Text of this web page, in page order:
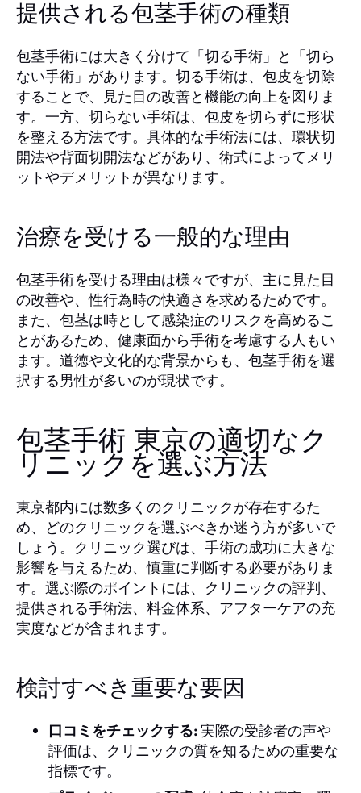
提供される包茎手術の種類
包茎手術には大きく分けて「切る手術」と「切ら
ない手術」があります。切る手術は、包皮を切除
することで、見た目の改善と機能の向上を図りま
す。一方、切らない手術は、包皮を切らずに形状
を整える方法です。具体的な手術法には、環状切
開法や背面切開法などがあり、術式によってメリ
ットやデメリットが異なります。
治療を受ける一般的な理由
包茎手術を受ける理由は様々ですが、主に見た目
の改善や、性行為時の快適さを求めるためです。
また、包茎は時として感染症のリスクを高めるこ
とがあるため、健康面から手術を考慮する人もい
ます。道徳や文化的な背景からも、包茎手術を選
択する男性が多いのが現状です。
包茎手術 東京の適切なク
リニックを選ぶ方法
東京都内には数多くのクリニックが存在するた
め、どのクリニックを選ぶべきか迷う方が多いで
しょう。クリニック選びは、手術の成功に大きな
影響を与えるため、慎重に判断する必要がありま
す。選ぶ際のポイントには、クリニックの評判、
提供される手術法、料金体系、アフターケアの充
実度などが含まれます。
検討すべき重要な要因
口コミをチェックする:実際の受診者の声や
評価は、クリニックの質を知るための重要な
指標です。